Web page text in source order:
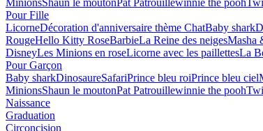
Pour Fille
LicorneDécoration d'anniversaire thème ChatBaby shark
RougeHello Kitty RoseBarbieLa Reine des neigesMasha
DisneyLes Minions en roseLicorne avec les paillettesLa
Pour Garçon
Baby sharkDinosaureSafariPrince bleu roiPrince bleu ciel
MinionsShaun le moutonPat Patrouillewinnie the pooh
Naissance
Graduation
Circoncision